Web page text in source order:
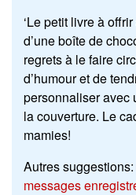
‘Le petit livre à
d’une boîte de
regrets à le faire
d’humour et de
personnaliser avec
la couverture. Le
mamies!
Autres suggestions:
messages